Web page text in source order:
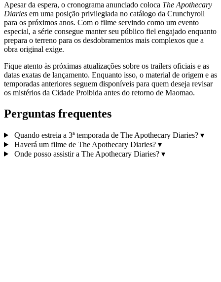
Apesar da espera, o cronograma anunciado coloca The Apothecary
Diaries em uma posição privilegiada no catálogo da Crunchyroll
para os próximos anos. Com o filme servindo como um evento
especial, a série consegue manter seu público fiel engajado enquanto
prepara o terreno para os desdobramentos mais complexos que a
obra original exige.
Fique atento às próximas atualizações sobre os trailers oficiais e as
datas exatas de lançamento. Enquanto isso, o material de origem e as
temporadas anteriores seguem disponíveis para quem deseja revisar
os mistérios da Cidade Proibida antes do retorno de Maomao.
Perguntas frequentes
Quando estreia a 3ª temporada de The Apothecary Diaries? ▾
Haverá um filme de The Apothecary Diaries? ▾
Onde posso assistir a The Apothecary Diaries? ▾